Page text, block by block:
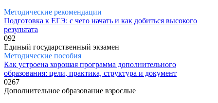
Методические рекомендации
Подготовка к ЕГЭ: с чего начать и как добиться высокого
результата
092
Единый государственный экзамен
Методические пособия
Как устроена хорошая программа дополнительного
образования: цели, практика, структура и документ
0267
Дополнительное образование взрослые